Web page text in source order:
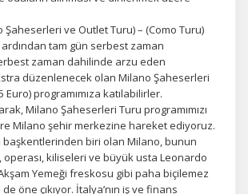
Şaheserleri ve Outlet Turu) – (Como Turu)
ardından tam gün serbest zaman
zaman dahilinde arzu eden
düzenlenecek olan Milano Şaheserleri
programımıza katılabilirler.
Milano Şaheserleri Turu programımızı
Milano şehir merkezine hareket ediyoruz.
başkentlerinden biri olan Milano, bunun
operası, kiliseleri ve büyük usta Leonardo
Yemeği freskosu gibi paha biçilemez
öne çıkıyor. İtalya’nın iş ve finans